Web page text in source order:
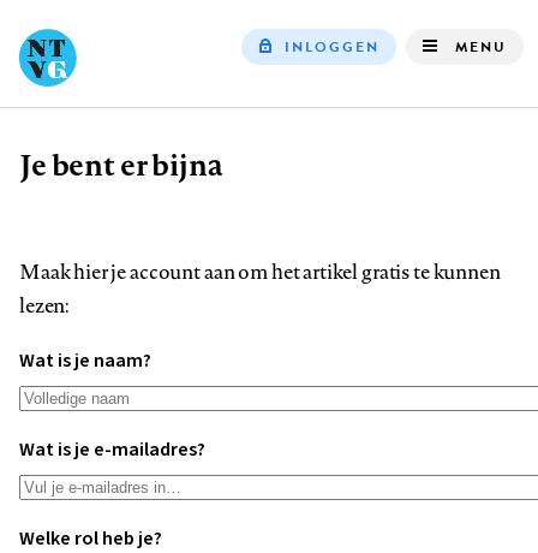
INLOGGEN MENU
Kruimelpad
Je bent er bijna
Maak hier je account aan om het artikel gratis te kunnen
lezen:
Wat is je naam?
Wat is je e-mailadres?
Welke rol heb je?